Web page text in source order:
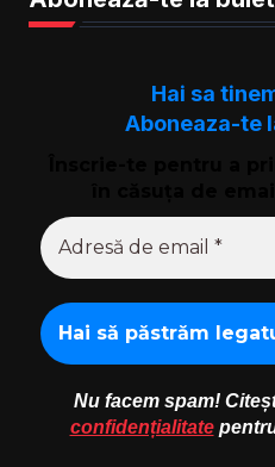
Hai sa
Aboneaza-te
Nu facem spam!
confidențialitate